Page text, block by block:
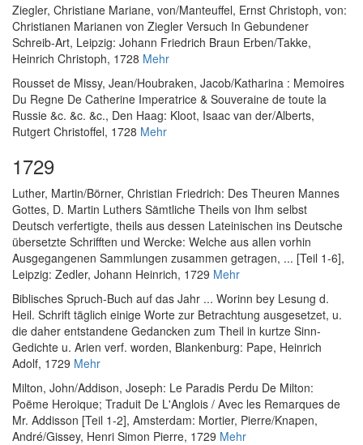
Ziegler, Christiane Mariane, von/Manteuffel, Ernst Christoph, von:
Christianen Marianen von Ziegler Versuch In Gebundener
Schreib-Art, Leipzig: Johann Friedrich Braun Erben/Takke,
Heinrich Christoph, 1728 Mehr
Rousset de Missy, Jean/Houbraken, Jacob/Katharina : Memoires
Du Regne De Catherine Imperatrice & Souveraine de toute la
Russie &c. &c. &c., Den Haag: Kloot, Isaac van der/Alberts,
Rutgert Christoffel, 1728 Mehr
1729
Luther, Martin/Börner, Christian Friedrich: Des Theuren Mannes
Gottes, D. Martin Luthers Sämtliche Theils von Ihm selbst
Deutsch verfertigte, theils aus dessen Lateinischen ins Deutsche
übersetzte Schrifften und Wercke: Welche aus allen vorhin
Ausgegangenen Sammlungen zusammen getragen, ... [Teil 1-6],
Leipzig: Zedler, Johann Heinrich, 1729 Mehr
Biblisches Spruch-Buch auf das Jahr ... Worinn bey Lesung d.
Heil. Schrift täglich einige Worte zur Betrachtung ausgesetzet, u.
die daher entstandene Gedancken zum Theil in kurtze Sinn-
Gedichte u. Arien verf. worden, Blankenburg: Pape, Heinrich
Adolf, 1729 Mehr
Milton, John/Addison, Joseph: Le Paradis Perdu De Milton:
Poëme Heroique; Traduit De L'Anglois / Avec les Remarques de
Mr. Addisson [Teil 1-2], Amsterdam: Mortier, Pierre/Knapen,
André/Gissey, Henri Simon Pierre, 1729 Mehr